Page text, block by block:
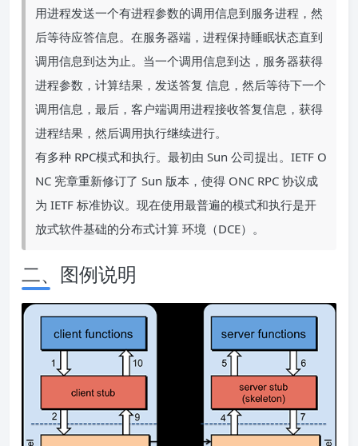
用进程发送一个有进程参数的调用信息到服务进程，然
后等待应答信息。在服务器端，进程保持睡眠状态直到
调用信息到达为止。当一个调用信息到达，服务器获得
进程参数，计算结果，发送答复 信息，然后等待下一个
调用信息，最后，客户端调用进程接收答复信息，获得
进程结果，然后调用执行继续进行。
有多种 RPC模式和执行。最初由 Sun 公司提出。IETF O
NC 宪章重新修订了 Sun 版本，使得 ONC RPC 协议成
为 IETF 标准协议。现在使用最普遍的模式和执行是开
放式软件基础的分布式计算 环境（DCE）。
二、图例说明